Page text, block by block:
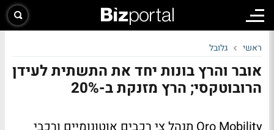
ראשי גלובל
אובר והרץ בונות יחד את התשתית לעידן
הרובוטקסי; הרץ מזנקת ב-20%